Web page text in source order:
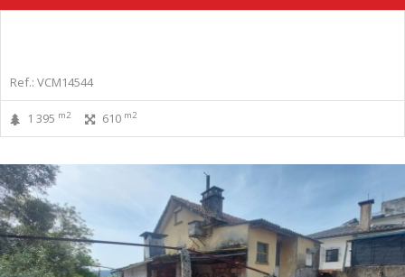
Ref.: VCM14544
1 395 m2 610 m2